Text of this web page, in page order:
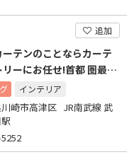
追加
テンのことならカーテ
リーにお任せ!首都 圏最大
インテリア
崎市高津区 JR南武線 武